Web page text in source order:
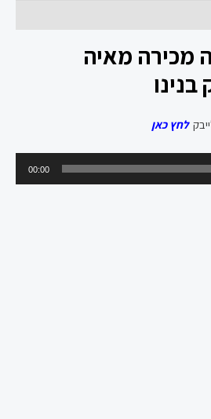
מכירה מאיה
לחץ כאן
00:00